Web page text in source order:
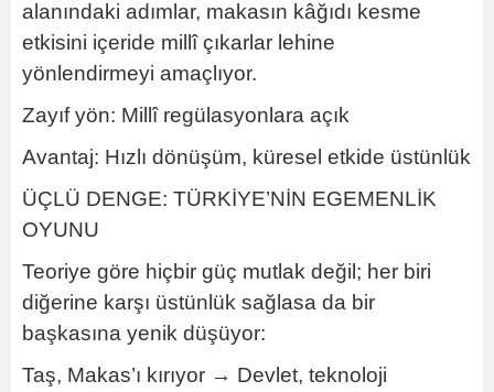
alanındaki adımlar, makasın kâğıdı kesme
etkisini içeride millî çıkarlar lehine
yönlendirmeyi amaçlıyor.
Zayıf yön: Millî regülasyonlara açık
Avantaj: Hızlı dönüşüm, küresel etkide üstünlük
ÜÇLÜ DENGE: TÜRKİYE’NİN EGEMENLİK
OYUNU
Teoriye göre hiçbir güç mutlak değil; her biri
diğerine karşı üstünlük sağlasa da bir
başkasına yenik düşüyor:
Taş, Makas’ı kırıyor → Devlet, teknoloji